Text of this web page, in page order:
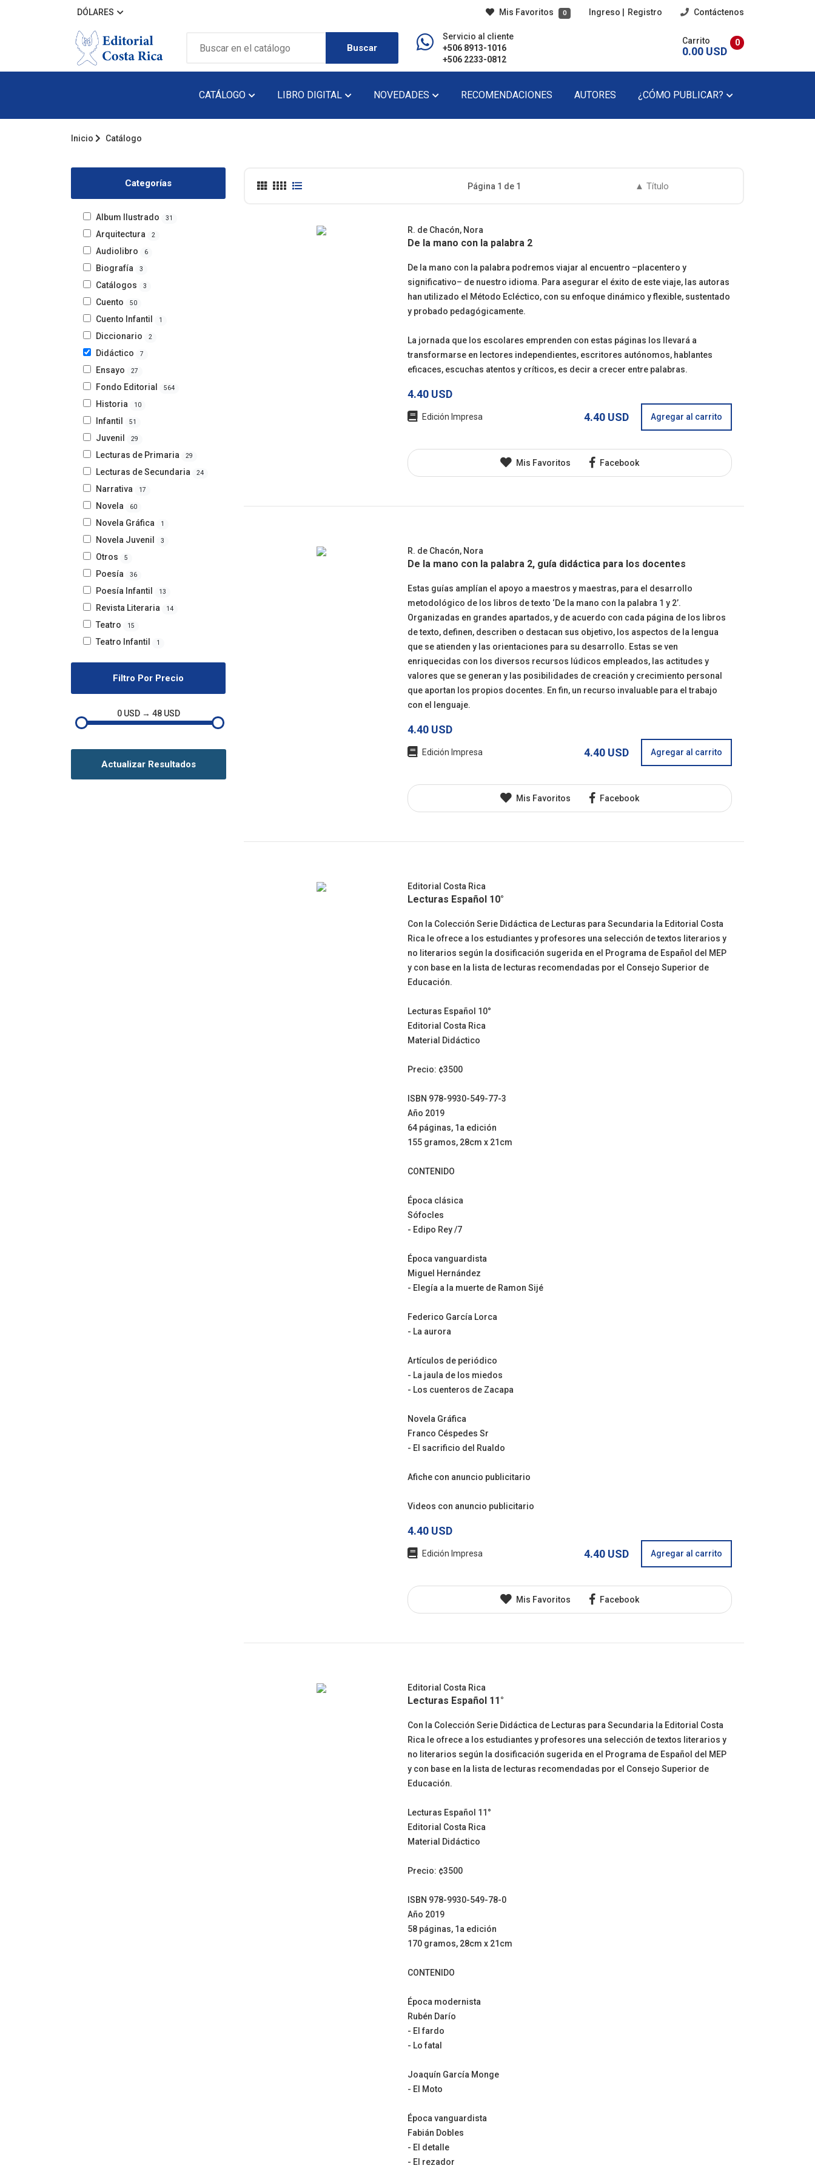
DÓLARES Mis Favoritos 0 Ingreso Registro Contáctenos
Buscar
Servicio al cliente
+506 8913-1016
+506 2233-0812
0
Carrito
0.00 USD
CATÁLOGO
Arquitectura
Narrativa
Novela Gráfica
Novela Juvenil
Otros
Revista Literaria
Precios Del Catálogo
LIBRO DIGITAL NOVEDADES RECOMENDACIONES AUTORES ¿CÓMO PUBLICAR?
Inicio Catálogo
Página 1 de 1
R. de Chacón, Nora
De la mano con la palabra 2
De la mano con la palabra podremos viajar al encuentro –placentero y
significativo– de nuestro idioma. Para asegurar el éxito de este viaje, las autoras
han utilizado el Método Ecléctico, con su enfoque dinámico y flexible, sustentado
y probado pedagógicamente.
La jornada que los escolares emprenden con estas páginas los llevará a
transformarse en lectores independientes, escritores autónomos, hablantes
eficaces, escuchas atentos y críticos, es decir a crecer entre palabras.
4.40 USD
Edición Impresa 4.40 USD Agregar al carrito
Mis Favoritos Facebook
R. de Chacón, Nora
De la mano con la palabra 2, guía didáctica para los docentes
Estas guías amplían el apoyo a maestros y maestras, para el desarrollo
metodológico de los libros de texto ‘De la mano con la palabra 1 y 2’.
Organizadas en grandes apartados, y de acuerdo con cada página de los libros
de texto, definen, describen o destacan sus objetivo, los aspectos de la lengua
que se atienden y las orientaciones para su desarrollo. Estas se ven
enriquecidas con los diversos recursos lúdicos empleados, las actitudes y
valores que se generan y las posibilidades de creación y crecimiento personal
que aportan los propios docentes. En fin, un recurso invaluable para el trabajo
con el lenguaje.
4.40 USD
Edición Impresa 4.40 USD Agregar al carrito
Mis Favoritos Facebook
Editorial Costa Rica
Lecturas Español 10°
Con la Colección Serie Didáctica de Lecturas para Secundaria la Editorial Costa
Rica le ofrece a los estudiantes y profesores una selección de textos literarios y
no literarios según la dosificación sugerida en el Programa de Español del MEP
y con base en la lista de lecturas recomendadas por el Consejo Superior de
Educación.
Lecturas Español 10°
Editorial Costa Rica
Material Didáctico
Precio: ¢3500
ISBN 978-9930-549-77-3
Año 2019
64 páginas, 1a edición
155 gramos, 28cm x 21cm
CONTENIDO
Época clásica
Sófocles
- Edipo Rey /7
Época vanguardista
Miguel Hernández
- Elegía a la muerte de Ramon Sijé
Federico García Lorca
- La aurora
Artículos de periódico
- La jaula de los miedos
- Los cuenteros de Zacapa
Novela Gráfica
Franco Céspedes Sr
- El sacrificio del Rualdo
Afiche con anuncio publicitario
Videos con anuncio publicitario
4.40 USD
Edición Impresa 4.40 USD Agregar al carrito
Mis Favoritos Facebook
Editorial Costa Rica
Lecturas Español 11°
Con la Colección Serie Didáctica de Lecturas para Secundaria la Editorial Costa
Rica le ofrece a los estudiantes y profesores una selección de textos literarios y
no literarios según la dosificación sugerida en el Programa de Español del MEP
y con base en la lista de lecturas recomendadas por el Consejo Superior de
Educación.
Lecturas Español 11°
Editorial Costa Rica
Material Didáctico
Precio: ¢3500
ISBN 978-9930-549-78-0
Año 2019
58 páginas, 1a edición
170 gramos, 28cm x 21cm
CONTENIDO
Época modernista
Rubén Darío
- El fardo
- Lo fatal
Joaquín García Monge
- El Moto
Época vanguardista
Fabián Dobles
- El detalle
- El rezador
Categorías
Album Ilustrado 31
Arquitectura 2
Audiolibro 6
Biografía 3
Catálogos 3
Cuento 50
Cuento Infantil 1
Diccionario 2
Didáctico 7
Ensayo 27
Fondo Editorial 564
Historia 10
Infantil 51
Juvenil 29
Lecturas de Primaria 29
Lecturas de Secundaria 24
Narrativa 17
Novela 60
Novela Gráfica 1
Novela Juvenil 3
Otros 5
Poesía 36
Poesía Infantil 13
Revista Literaria 14
Teatro 15
Teatro Infantil 1
Filtro Por Precio
0 USD → 48 USD
Actualizar Resultados